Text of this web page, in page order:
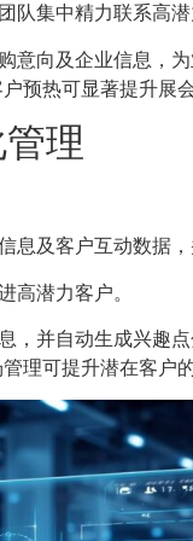
队集中精力联系高潜
意向及企业信息，
预热可显著提升展
理
及客户互动数据，
高潜力客户。
，并自动生成兴趣
理可提升潜在客户